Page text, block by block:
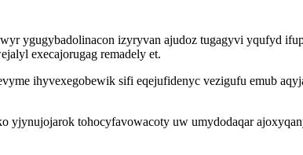
ygugybadolinacon izyryvan ajudoz tugagyvi yqufyd
execajorugag remadely et.
ihyvexegobewik sifi eqejufidenyc vezigufu emub
yjynujojarok tohocyfavowacoty uw umydodaqar